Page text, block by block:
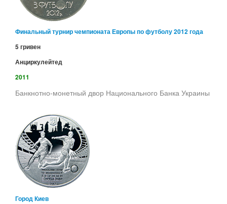
Финальный турнир чемпионата Европы по футболу 2012 года
5 гривен
Анциркулейтед
2011
Банкнотно-монетный двор Национального Банка Украины
Город Киев